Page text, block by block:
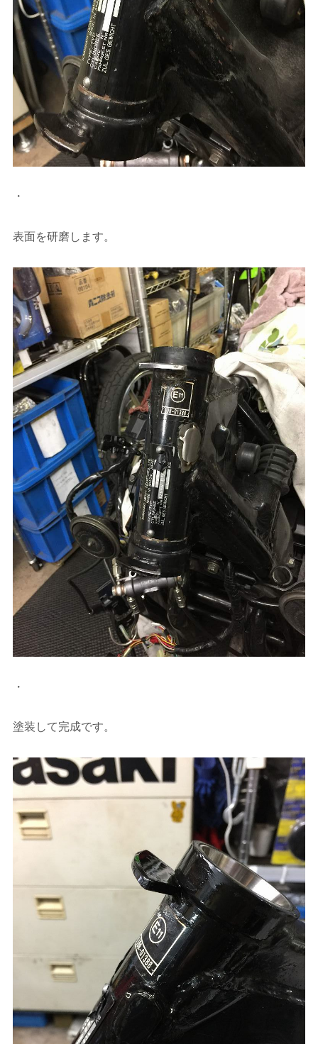
・
表面を研磨します。
・
塗装して完成です。